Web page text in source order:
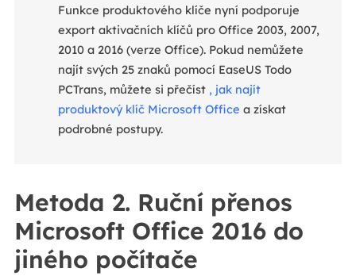
Funkce produktového klíče nyní podporuje
export aktivačních klíčů pro Office 2003, 2007,
2010 a 2016 (verze Office). Pokud nemůžete
najít svých 25 znaků pomocí EaseUS Todo
PCTrans, můžete si přečíst , jak najít
produktový klíč Microsoft Office a získat
podrobné postupy.
Metoda 2. Ruční přenos
Microsoft Office 2016 do
jiného počítače